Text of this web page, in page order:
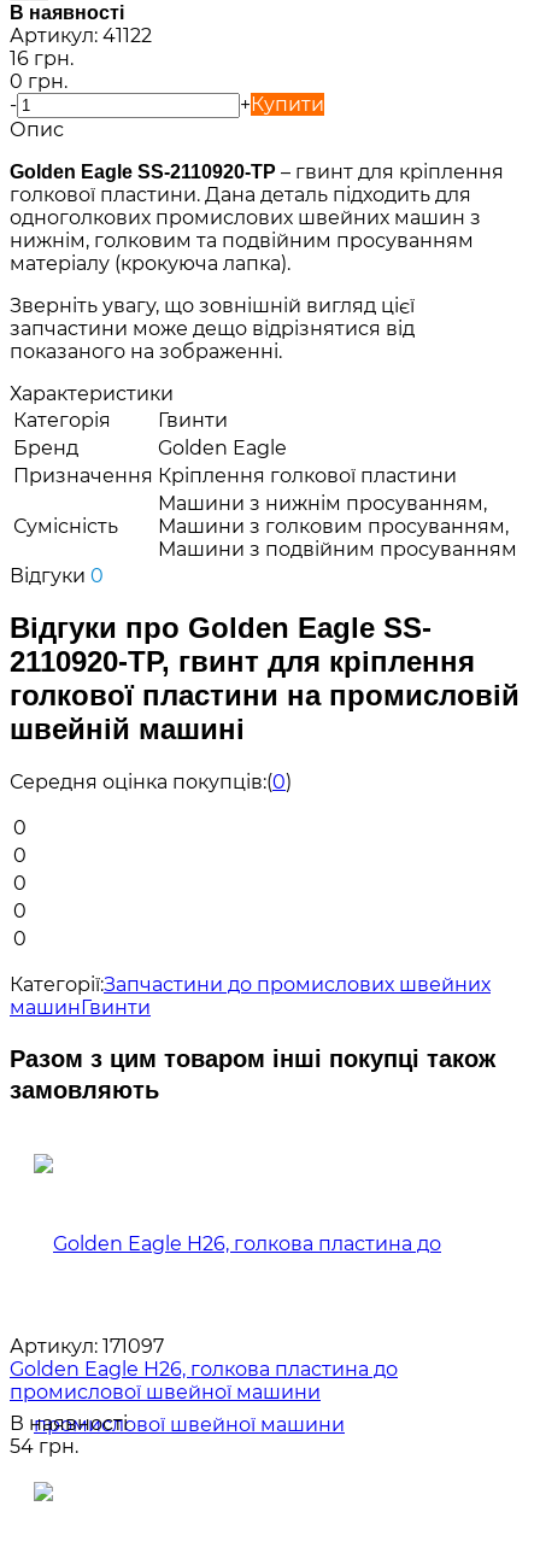
В наявності
Артикул: 41122
16 грн.
0 грн.
-
+Купити
Опис
Golden Eagle SS-2110920-TP – гвинт для кріплення
голкової пластини. Дана деталь підходить для
одноголкових промислових швейних машин з
нижнім, голковим та подвійним просуванням
матеріалу (крокуюча лапка).
Зверніть увагу, що зовнішній вигляд цієї
запчастини може дещо відрізнятися від
показаного на зображенні.
Характеристики
Категорія
Гвинти
Бренд
Golden Eagle
Призначення Кріплення голкової пластини
Сумісність
Машини з нижнім просуванням,
Машини з голковим просуванням,
Машини з подвійним просуванням
Відгуки 0
Відгуки про Golden Eagle SS-
2110920-TP, гвинт для кріплення
голкової пластини на промисловій
швейній машині
Середня оцінка покупців:(0)
0
0
0
0
0
Категорії:Запчастини до промислових швейних
машинГвинти
Разом з цим товаром інші покупці також
замовляють
Артикул: 171097
Golden Eagle H26, голкова пластина до
промислової швейної машини
В наявності
54 грн.